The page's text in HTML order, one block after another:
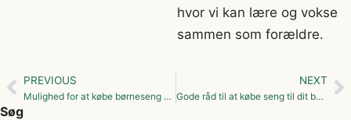
hvor vi kan lære og vokse
sammen som forældre.
PREVIOUS
Mulighed for at købe børneseng på afbetaling
NEXT
Gode råd til at købe seng til dit barn
Søg